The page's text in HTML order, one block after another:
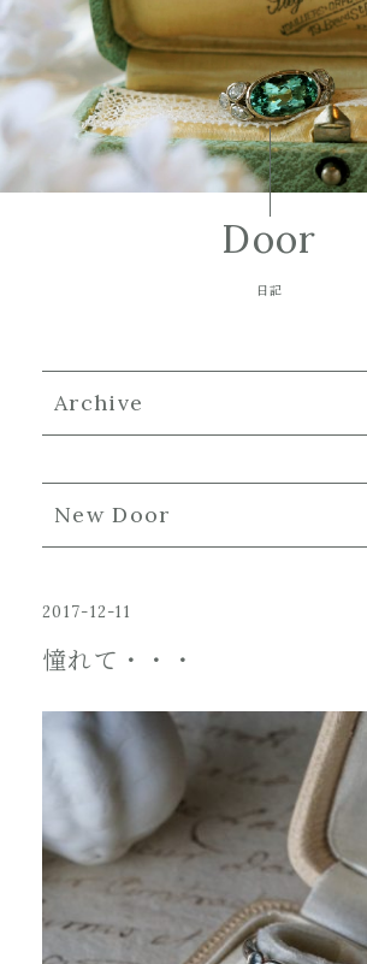
Door
日記
Archive
New Door
2017-12-11
憧れて・・・